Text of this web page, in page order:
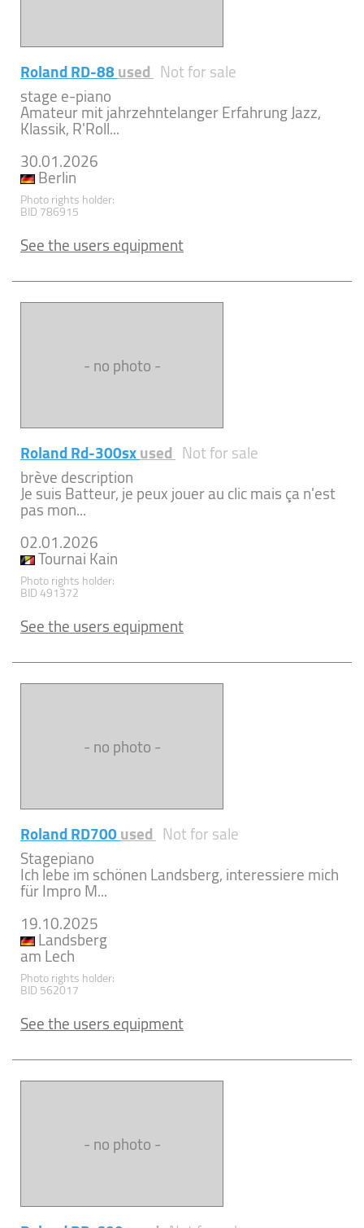
Roland RD-88used Not for sale
stage e-piano
Amateur mit jahrzehntelanger Erfahrung Jazz,
Klassik, R'Roll...
30.01.2026
Berlin
Photo rights holder:
BID 786915
See the users equipment
- no photo -
Roland Rd-300sxused Not for sale
brève description
Je suis Batteur, je peux jouer au clic mais ça n'est
pas mon...
02.01.2026
Tournai Kain
Photo rights holder:
BID 491372
See the users equipment
- no photo -
Roland RD700used Not for sale
Stagepiano
Ich lebe im schönen Landsberg, interessiere mich
für Impro M...
19.10.2025
Landsberg
am Lech
Photo rights holder:
BID 562017
See the users equipment
- no photo -